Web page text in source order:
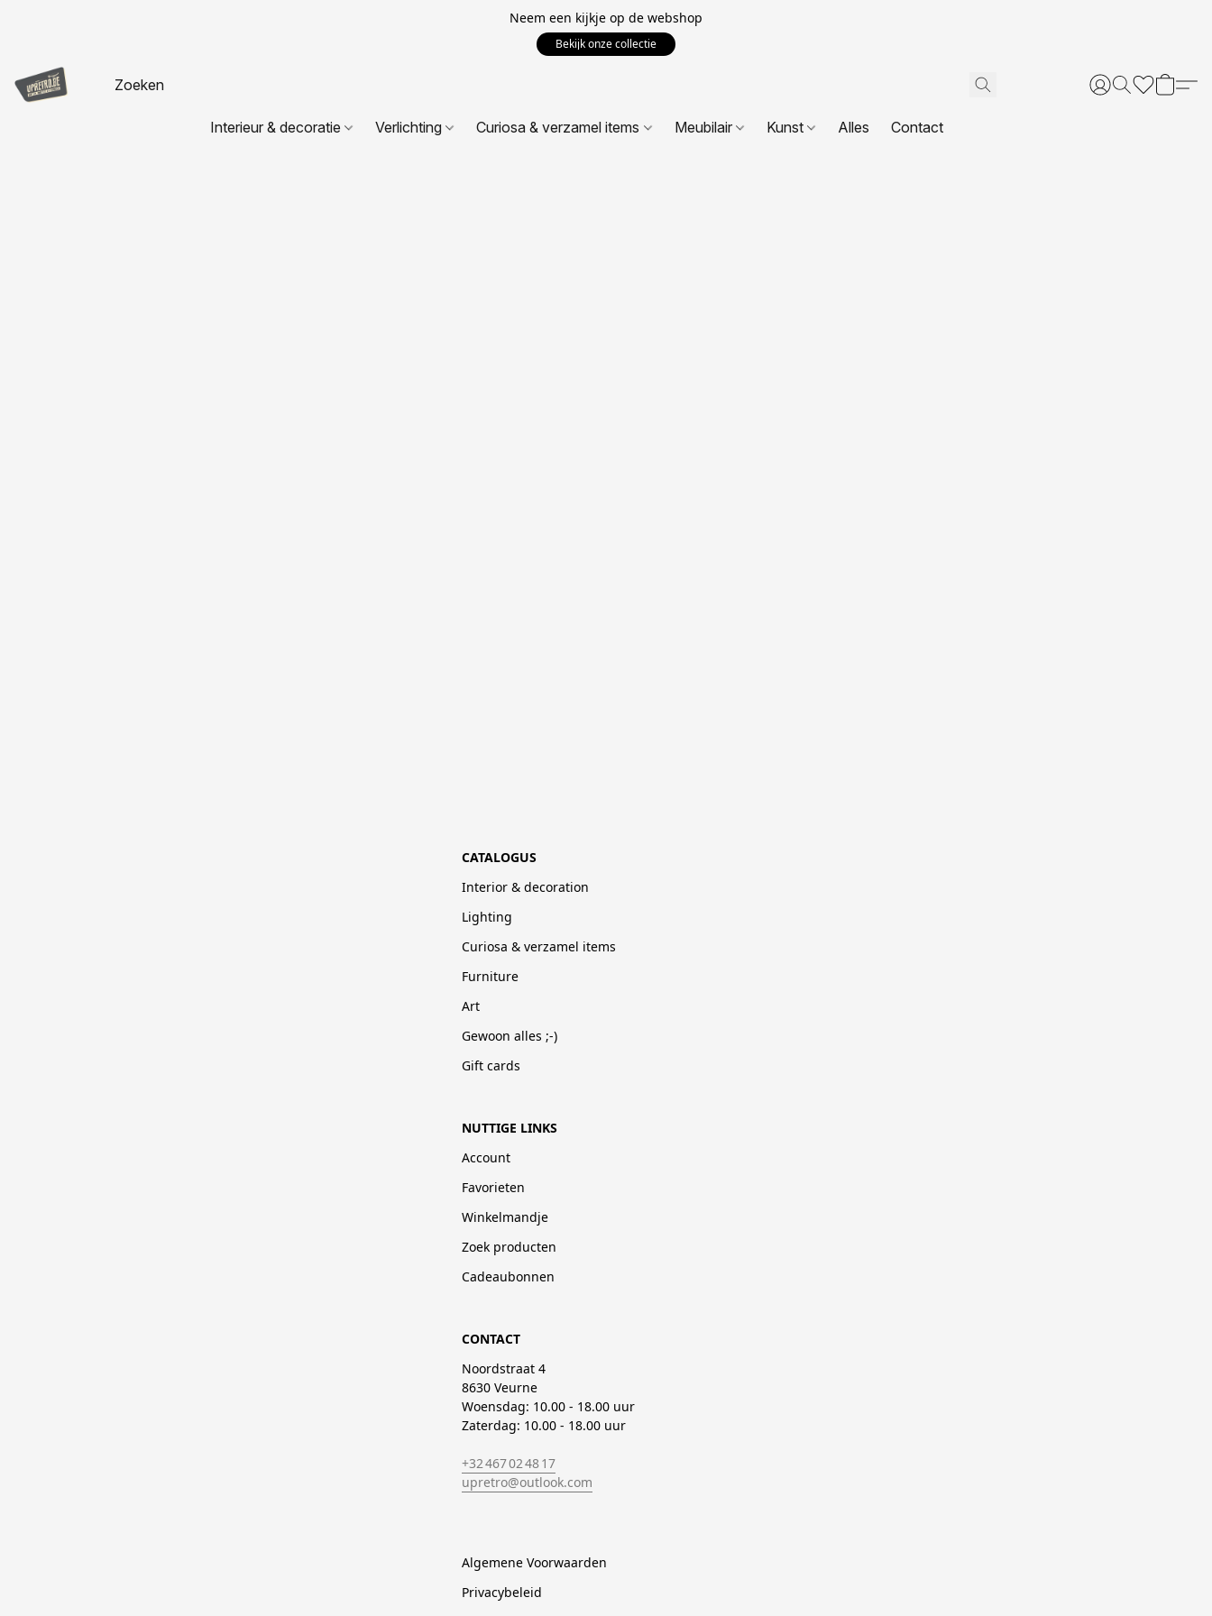
Neem een kijkje op de webshop
Bekijk onze collectie
Interieur & decoratie Verlichting Curiosa & verzamel items Meubilair Kunst Alles Contact
CATALOGUS
Interior & decoration
Lighting
Curiosa & verzamel items
Furniture
Art
Gewoon alles ;-)
Gift cards
NUTTIGE LINKS
Account
Favorieten
Winkelmandje
Zoek producten
Cadeaubonnen
CONTACT
Noordstraat 4
8630 Veurne
Woensdag: 10.00 - 18.00 uur
Zaterdag: 10.00 - 18.00 uur
+32 467 02 48 17
upretro@outlook.com
Algemene Voorwaarden
Privacybeleid